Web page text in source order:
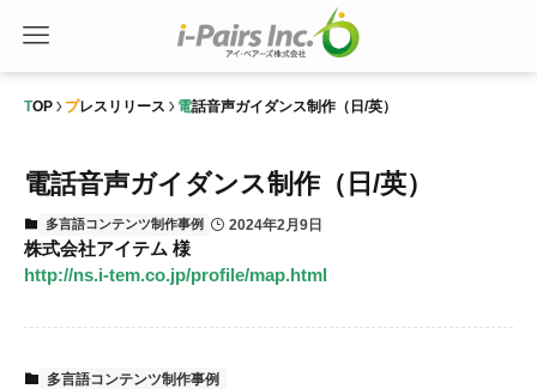
TOP プレスリリース 電話音声ガイダンス制作（日/英）
電話音声ガイダンス制作（日/英）
多言語コンテンツ制作事例 2024年2月9日
株式会社アイテム 様
http://ns.i-tem.co.jp/profile/map.html
多言語コンテンツ制作事例